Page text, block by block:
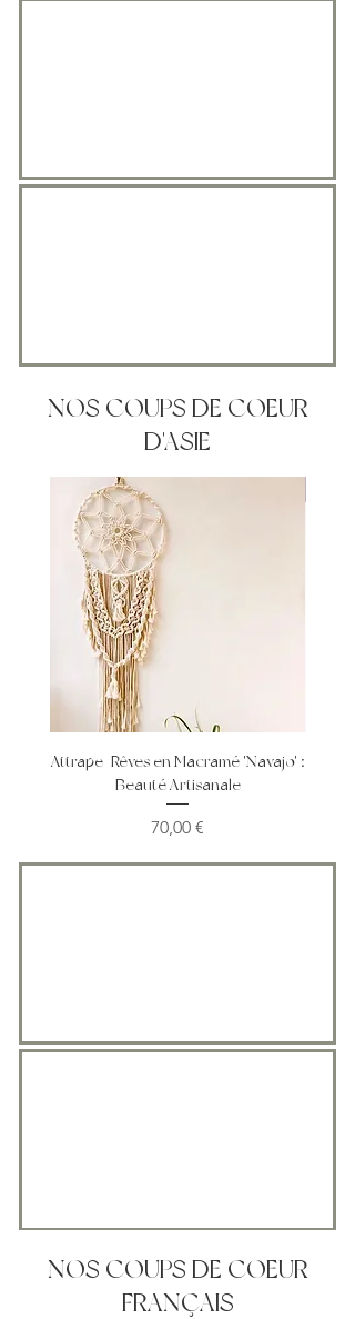
NOS COUPS DE COEUR
D'ASIE
Attrape-Rêves en Macramé 'Navajo' :
Beauté Artisanale
Prix
70,00 €
NOS COUPS DE COEUR
FRANÇAIS